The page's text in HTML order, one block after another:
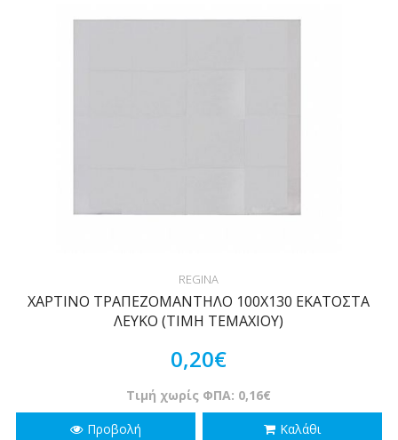
REGINA
ΧΑΡΤΙΝΟ ΤΡΑΠΕΖΟΜΑΝΤΗΛΟ 100Χ130 ΕΚΑΤΟΣΤΑ
ΛΕΥΚΟ (ΤΙΜΗ ΤΕΜΑΧΙΟΥ)
0,20€
Τιμή χωρίς ΦΠΑ: 0,16€
Προβολή
Καλάθι